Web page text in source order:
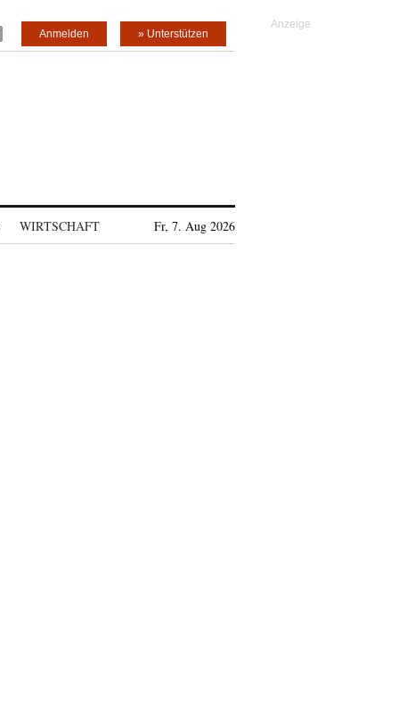
» Unterstützen
Anmelden
WIRTSCHAFT Fr, 7. Aug 2026